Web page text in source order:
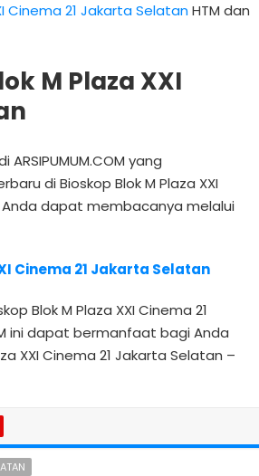
Cinema 21 Jakarta SelatanHTM dan
M Plaza XXI
yang
di Bioskop Blok M Plaza XXI
dapat membacanya melalui
Cinema 21 Jakarta Selatan
Blok M Plaza XXI Cinema 21
ini dapat bermanfaat bagi Anda
XXI Cinema 21 Jakarta Selatan –